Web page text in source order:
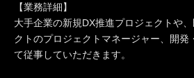
【業務詳細】
大手企業の新規DX推進プロジェクトや
クトのプロジェクトマネージャー、開発
て従事していただきます。